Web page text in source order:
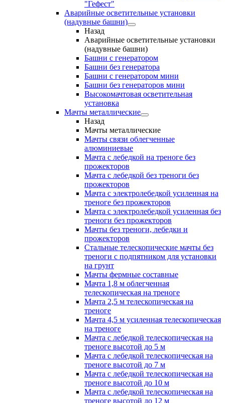
"Гефест"
Аварийные осветительные установки
(надувные башни)
Назад
Аварийные осветительные установки
(надувные башни)
Башни с генератором
Башни без генератора
Башни с генератором мини
Башни без генераторов мини
Высокомачтовая осветительная
установка
Мачты металлические
Назад
Мачты металлические
Мачты связи облегченные
алюминиевые
Мачта с лебедкой на треноге без
прожекторов
Мачта с лебедкой без треноги без
прожекторов
Мачта с электролебедкой усиленная на
треноге без прожекторов
Мачта с электролебедкой усиленная без
треноги без прожекторов
Мачты без треноги, лебедки и
прожекторов
Стальные телескопические мачты без
треноги с подпятником для установки
на грунт
Мачты фермные составные
Мачта 1,8 м облегченная
телескопическая на треноге
Мачта 2,5 м телескопическая на
треноге
Мачта 4,5 м усиленная телескопическая
на треноге
Мачта с лебедкой телескопическая на
треноге высотой до 5 м
Мачта с лебедкой телескопическая на
треноге высотой до 7 м
Мачта с лебедкой телескопическая на
треноге высотой до 10 м
Мачта с лебедкой телескопическая на
треноге высотой до 12 м